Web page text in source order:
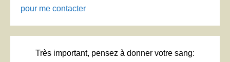
pour me contacter
Très important, pensez à donner votre sang: